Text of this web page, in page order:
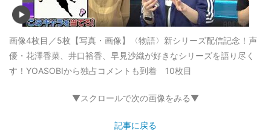
画像4枚目／5枚 【写真・画像】〈物語〉新シリーズ配信記念！声
優・花澤香菜、井口裕香、早見沙織が好きなシリーズを語り尽く
す！YOASOBIから独占コメントも到着 10枚目
▼スクロールで次の画像をみる▼
記事に戻る